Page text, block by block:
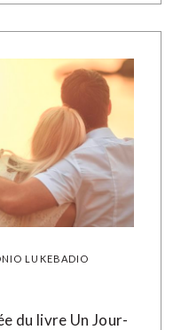
LUKEBADIO
du livre Un Jour-